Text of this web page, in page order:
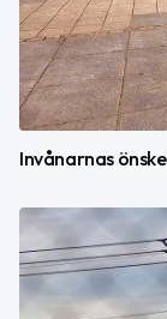
Invånarnas